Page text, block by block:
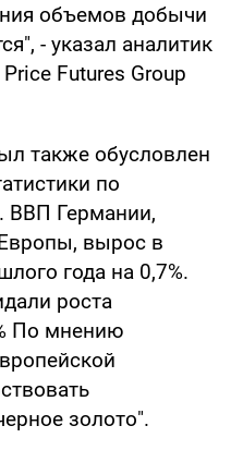
объемов добычи
- указал аналитик
Futures Group
также обусловлен
по
ВВП Германии,
вырос в
года на 0,7%.
роста
По мнению
золото".